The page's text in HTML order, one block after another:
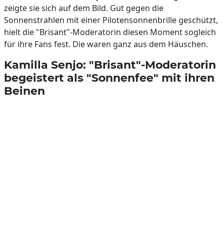
zeigte sie sich auf dem Bild. Gut gegen die
Sonnenstrahlen mit einer Pilotensonnenbrille geschützt,
hielt die "Brisant"-Moderatorin diesen Moment sogleich
für ihre Fans fest. Die waren ganz aus dem Häuschen.
Kamilla Senjo: "Brisant"-Moderatorin
begeistert als "Sonnenfee" mit ihren
Beinen